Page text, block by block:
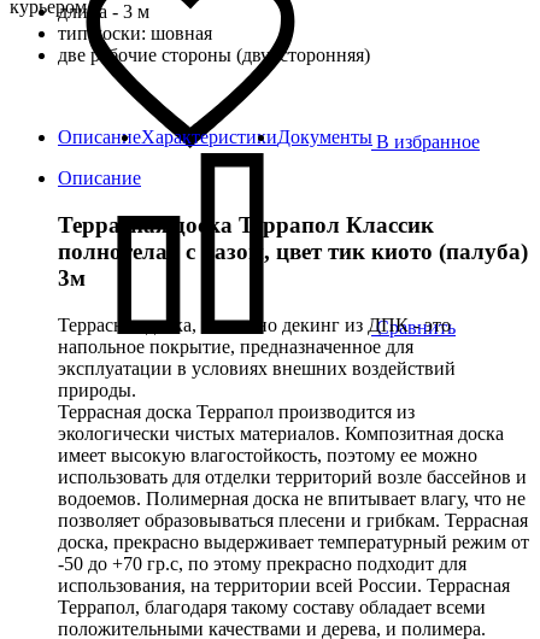
курьером
В избранное
Сравнить
длина - 3 м
тип доски: шовная
две рабочие стороны (двухсторонняя)
ОписаниеХарактеристикиДокументы
Описание
Террасная доска Террапол Классик
полнотелая с пазом, цвет тик киото (палуба)
3м
Террасная доска, а именно декинг из ДПК - это
напольное покрытие, предназначенное для
эксплуатации в условиях внешних воздействий
природы.
Террасная доска Террапол производится из
экологически чистых материалов. Композитная доска
имеет высокую влагостойкость, поэтому ее можно
использовать для отделки территорий возле бассейнов и
водоемов. Полимерная доска не впитывает влагу, что не
позволяет образовываться плесени и грибкам. Террасная
доска, прекрасно выдерживает температурный режим от
-50 до +70 гр.с, по этому прекрасно подходит для
использования, на территории всей России. Террасная
Террапол, благодаря такому составу обладает всеми
положительными качествами и дерева, и полимера.